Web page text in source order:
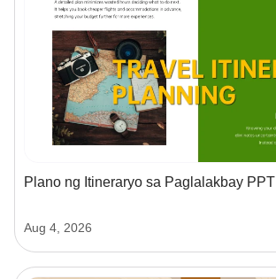
Plano ng Itineraryo sa Paglalakbay PPT
Aug 4, 2026